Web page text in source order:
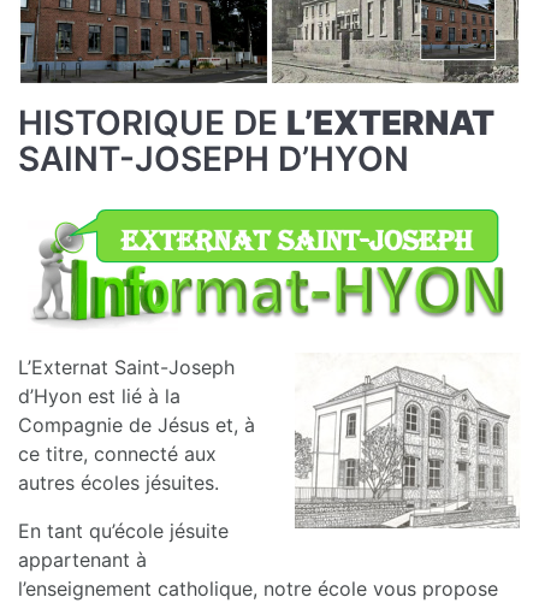
HISTORIQUE DE L’EXTERNAT
SAINT-JOSEPH D’HYON
L’Externat Saint-Joseph
d’Hyon est lié à la
Compagnie de Jésus et, à
ce titre, connecté aux
autres écoles jésuites.
En tant qu’école jésuite
appartenant à
l’enseignement catholique, notre école vous propose